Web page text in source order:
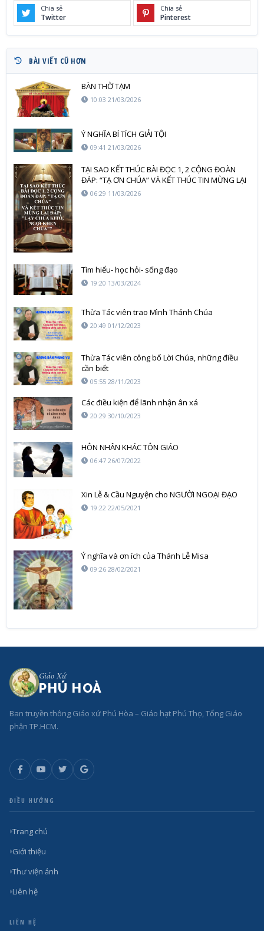
Chia sẻ
Twitter
Chia sẻ
Pinterest
BÀI VIẾT CŨ HƠN
BÀN THỜ TẠM
10:03 21/03/2026
Ý NGHĨA BÍ TÍCH GIẢI TỘI
09:41 21/03/2026
TẠI SAO KẾT THÚC BÀI ĐỌC 1, 2 CỘNG ĐOÀN
ĐÁP: “TẠ ƠN CHÚA” VÀ KẾT THÚC TIN MỪNG LẠI
ĐÁP: “LẠY CHÚA KITÔ, NGỢI KHEN CHÚA”?
06:29 11/03/2026
Tìm hiểu- học hỏi- sống đạo
19:20 13/03/2024
Thừa Tác viên trao Mình Thánh Chúa
20:49 01/12/2023
Thừa Tác viên công bố Lời Chúa, những điều
cần biết
05:55 28/11/2023
Các điều kiện để lãnh nhận ân xá
20:29 30/10/2023
HÔN NHÂN KHÁC TÔN GIÁO
06:47 26/07/2022
Xin Lễ & Cầu Nguyện cho NGƯỜI NGOẠI ĐẠO
19:22 22/05/2021
Ý nghĩa và ơn ích của Thánh Lễ Misa
09:26 28/02/2021
Giáo Xứ
PHÚ HOÀ
Ban truyền thông Giáo xứ Phú Hòa – Giáo hạt Phú Thọ, Tổng Giáo
phận TP.HCM.
ĐIỀU HƯỚNG
Trang chủ
Giới thiệu
Thư viện ảnh
Liên hệ
LIÊN HỆ